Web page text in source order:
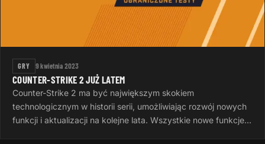
GRY 9 kwietnia 2023
COUNTER-STRIKE 2 JUŻ LATEM
Counter-Strike 2 ma być największym skokiem
technologicznym w historii serii, umożliwiając rozwój nowych
funkcji i aktualizacji na kolejne lata. Wszystkie nowe funkcje